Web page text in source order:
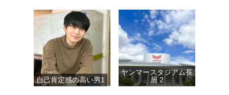
自己肯定感の高い男1
ヤンマースタジアム長
居 2